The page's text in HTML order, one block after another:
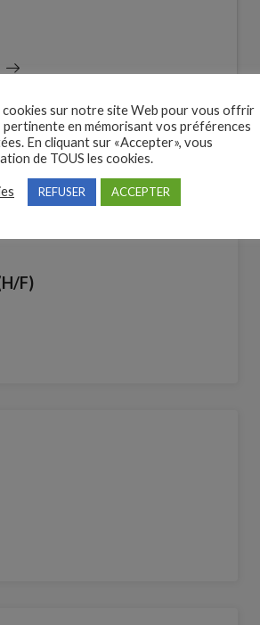
F)
cookies sur notre site Web pour vous offrir
pertinente en mémorisant vos préférences
En cliquant sur «Accepter», vous
de TOUS les cookies.
REFUSER ACCEPTER